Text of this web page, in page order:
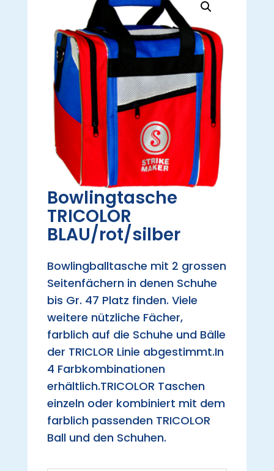
Bowlingtasche
TRICOLOR
BLAU/rot/silber
Bowlingballtasche mit 2 grossen
Seitenfächern in denen Schuhe
bis Gr. 47 Platz finden. Viele
weitere nützliche Fächer,
farblich auf die Schuhe und Bälle
der TRICLOR Linie abgestimmt.In
4 Farbkombinationen
erhältlich.TRICOLOR Taschen
einzeln oder kombiniert mit dem
farblich passenden TRICOLOR
Ball und den Schuhen.